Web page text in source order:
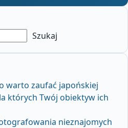
Szukaj
warto zaufać japońskiej
których Twój obiektyw ich
nieznajomych